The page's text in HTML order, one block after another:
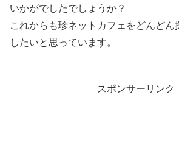
いかがでしたでしょうか？
これからも珍ネットカフェをどんどん
したいと思っています。
スポンサーリンク